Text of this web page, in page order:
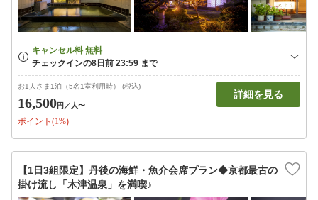
お1人さま1泊（5名1室利用時） (税込)
16,500円 ／人〜
ポイント(1%)
詳細を見る
【1日3組限定】丹後の海鮮・魚介会席プラン◆京都最古の
掛け流し「木津温泉」を満喫♪